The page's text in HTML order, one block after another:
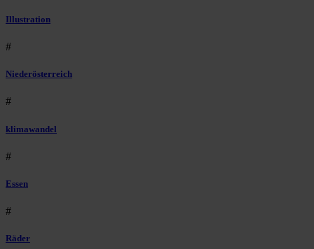
Illustration
#
Niederösterreich
#
klimawandel
#
Essen
#
Räder